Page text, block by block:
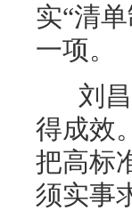
实“清
一项。
刘昌
得成效
把高标
须实事